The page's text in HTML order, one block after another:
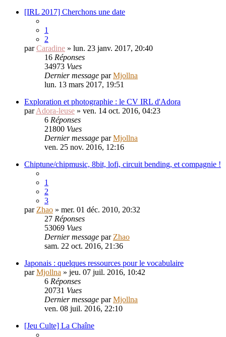
[IRL 2017] Cherchons une date
1
2
parCaradine » lun. 23 janv. 2017, 20:40
16 Réponses
34973 Vues
Dernier message parMjollna
lun. 13 mars 2017, 19:51
Exploration et photographie : le CV IRL d'Adora
parAdora-leuse » ven. 14 oct. 2016, 04:23
6 Réponses
21800 Vues
Dernier message parMjollna
ven. 25 nov. 2016, 12:16
Chiptune/chipmusic, 8bit, lofi, circuit bending, et compagnie !
1
2
3
par Zhao » mer. 01 déc. 2010, 20:32
27 Réponses
53069 Vues
Dernier message par Zhao
sam. 22 oct. 2016, 21:36
Japonais : quelques ressources pour le vocabulaire
parMjollna » jeu. 07 juil. 2016, 10:42
6 Réponses
20731 Vues
Dernier message parMjollna
ven. 08 juil. 2016, 22:10
[Jeu Culte] La Chaîne